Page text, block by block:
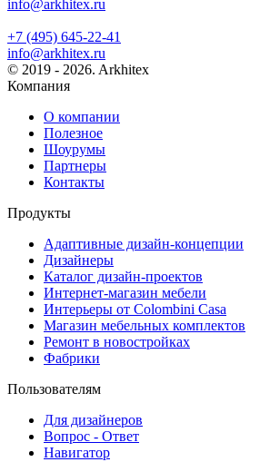
info@arkhitex.ru
+7 (495) 645-22-41
info@arkhitex.ru
© 2019 - 2026. Arkhitex
Компания
О компании
Полезное
Шоурумы
Партнеры
Контакты
Продукты
Адаптивные дизайн-концепции
Дизайнеры
Каталог дизайн-проектов
Интернет-магазин мебели
Интерьеры от Colombini Casa
Магазин мебельных комплектов
Ремонт в новостройках
Фабрики
Пользователям
Для дизайнеров
Вопрос - Ответ
Навигатор